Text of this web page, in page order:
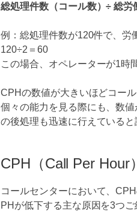
総処理件数（コール数）÷ 総
例：総処理件数が120件で、労
120÷2＝60
この場合、オペレーターが1時
CPHの数値が大きいほどコー
個々の能力を見る際にも、数
の後処理も迅速に行えていると
CPH（Call Per Hour
コールセンターにおいて、
PHが低下する主な原因を3つご